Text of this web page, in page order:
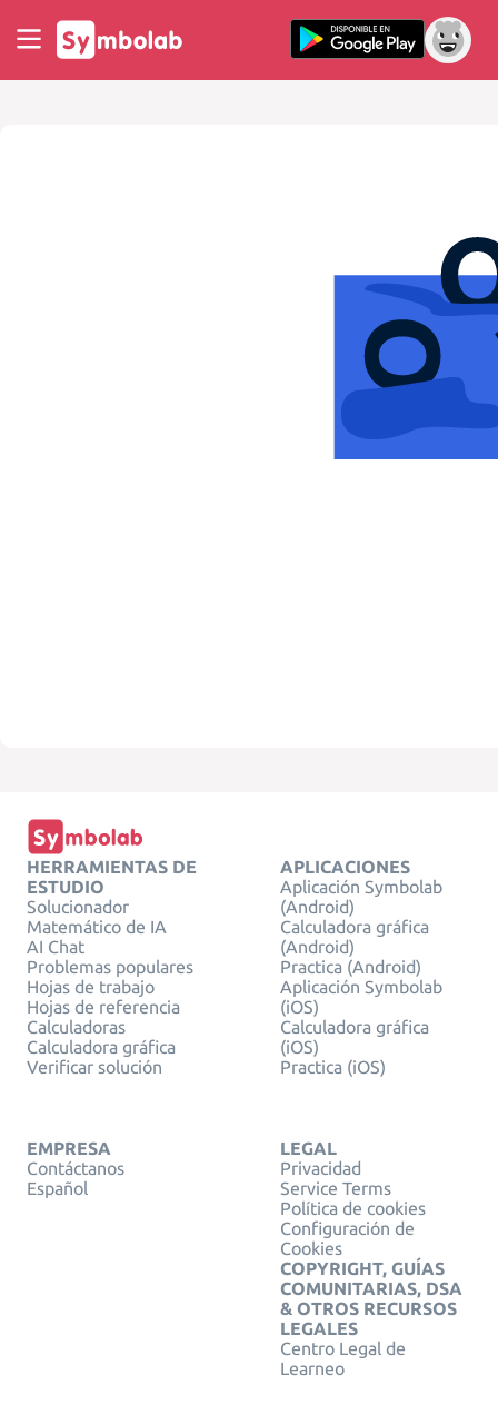
HERRAMIENTAS DE
ESTUDIO
Solucionador
Matemático de IA
AI Chat
Problemas populares
Hojas de trabajo
Hojas de referencia
Calculadoras
Calculadora gráfica
Verificar solución
APLICACIONES
Aplicación Symbolab
(Android)
Calculadora gráfica
(Android)
Practica (Android)
Aplicación Symbolab
(iOS)
Calculadora gráfica
(iOS)
Practica (iOS)
EMPRESA
Contáctanos
Español
LEGAL
Privacidad
Service Terms
Política de cookies
Configuración de
Cookies
COPYRIGHT, GUÍAS
COMUNITARIAS, DSA
& OTROS RECURSOS
LEGALES
Centro Legal de
Learneo